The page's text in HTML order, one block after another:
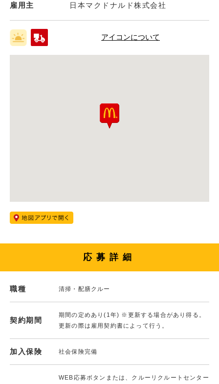
雇用主 日本マクドナルド株式会社
アイコンについて
応募詳細
職種 清掃・配膳クルー
契約期間
期間の定めあり(1年) ※更新する場合があり得る。
更新の際は雇用契約書によって行う。
加入保険 社会保険完備
WEB応募ボタンまたは、クルーリクルートセンター